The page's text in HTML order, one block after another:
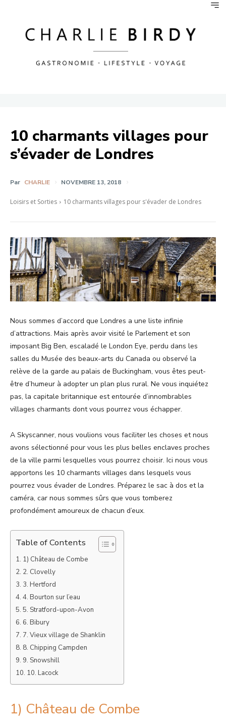
10 charmants villages pour
s’évader de Londres
Par CHARLIE NOVEMBRE 13, 2018
Loisirs et Sorties 10 charmants villages pour s'évader de Londres
Nous sommes d’accord que Londres a une liste infinie
d’attractions. Mais après avoir visité le Parlement et son
imposant Big Ben, escaladé le London Eye, perdu dans les
salles du Musée des beaux-arts du Canada ou observé la
relève de la garde au palais de Buckingham, vous êtes peut-
être d’humeur à adopter un plan plus rural. Ne vous inquiétez
pas, la capitale britannique est entourée d’innombrables
villages charmants dont vous pourrez vous échapper.
A Skyscanner, nous voulions vous faciliter les choses et nous
avons sélectionné pour vous les plus belles enclaves proches
de la ville parmi lesquelles vous pourrez choisir. Ici nous vous
apportons les 10 charmants villages dans lesquels vous
pourrez vous évader de Londres. Préparez le sac à dos et la
caméra, car nous sommes sûrs que vous tomberez
profondément amoureux de chacun d’eux.
Table of Contents
1) Château de Combe
2. Clovelly
3. Hertford
4. Bourton sur l’eau
5. Stratford-upon-Avon
6. Bibury
7. Vieux village de Shanklin
8. Chipping Campden
9. Snowshill
10. Lacock
1) Château de Combe